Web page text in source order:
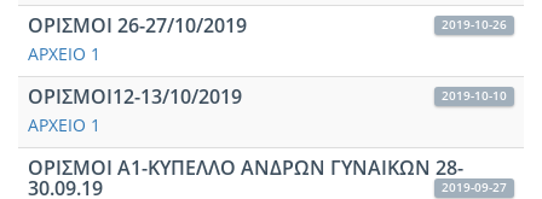
ΟΡΙΣΜΟΙ 26-27/10/2019 2019-10-26
ΑΡΧΕΙΟ 1
ΟΡΙΣΜΟΙ12-13/10/2019 2019-10-10
ΑΡΧΕΙΟ 1
ΟΡΙΣΜΟΙ Α1-ΚΥΠΕΛΛΟ ΑΝΔΡΩΝ ΓΥΝΑΙΚΩΝ 28-
30.09.19 2019-09-27